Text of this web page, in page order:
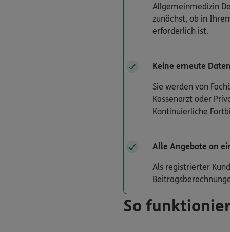
Allgemeinmedizin
zunächst, ob in
erforderlich ist.
Keine erneute
Sie werden von
Kassenarzt oder
Kontinuierliche
Alle Angebote an
Als registrierter
So